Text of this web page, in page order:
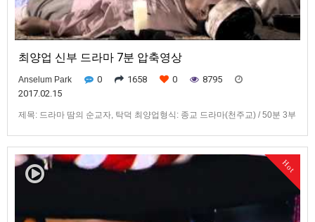
최양업 신부 드라마 7분 압축영상
Anselum Park 0 1658 0
8795
2017.02.15
제목: 드라마 땀의 순교자, 탁덕 최양업형식: 종교 드라마(천주교) / 50분 3부
Hot